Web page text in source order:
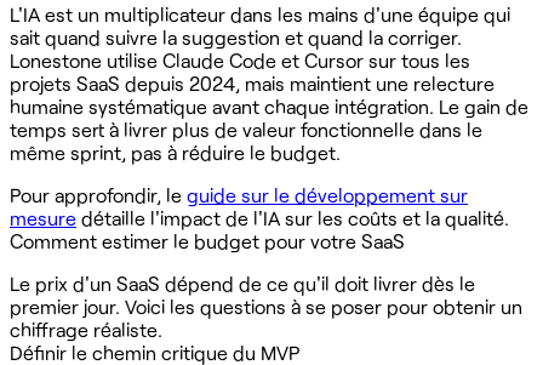
L'IA est un multiplicateur dans les mains d'une équipe qui
sait quand suivre la suggestion et quand la corriger.
Lonestone utilise Claude Code et Cursor sur tous les
projets SaaS depuis 2024, mais maintient une relecture
humaine systématique avant chaque intégration. Le gain de
temps sert à livrer plus de valeur fonctionnelle dans le
même sprint, pas à réduire le budget.
Pour approfondir, le guide sur le développement sur
mesure détaille l'impact de l'IA sur les coûts et la qualité.
Comment estimer le budget pour votre SaaS
Le prix d'un SaaS dépend de ce qu'il doit livrer dès le
premier jour. Voici les questions à se poser pour obtenir un
chiffrage réaliste.
Définir le chemin critique du MVP